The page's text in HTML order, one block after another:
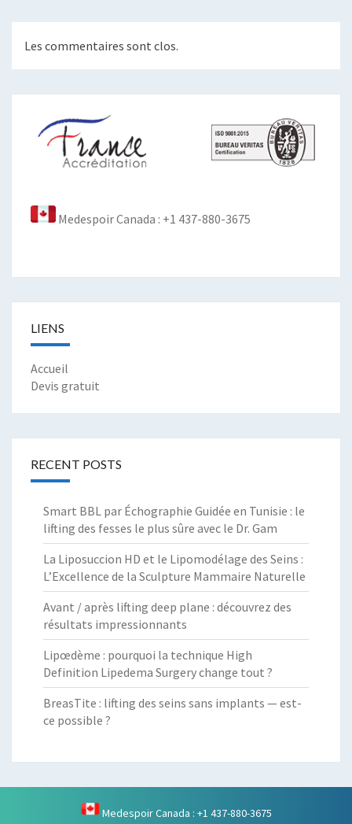
Les commentaires sont clos.
Medespoir Canada : +1 437-880-3675
LIENS
Accueil
Devis gratuit
RECENT POSTS
Smart BBL par Échographie Guidée en Tunisie : le
lifting des fesses le plus sûre avec le Dr. Gam
La Liposuccion HD et le Lipomodélage des Seins :
L’Excellence de la Sculpture Mammaire Naturelle
Avant / après lifting deep plane : découvrez des
résultats impressionnants
Lipœdème : pourquoi la technique High
Definition Lipedema Surgery change tout ?
BreasTite : lifting des seins sans implants — est-
ce possible ?
Medespoir Canada : +1 437-880-3675